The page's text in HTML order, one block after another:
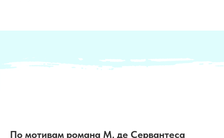
По мотивам романа М. де Сервантеса